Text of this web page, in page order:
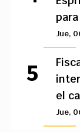
Jue,
el
Jue,